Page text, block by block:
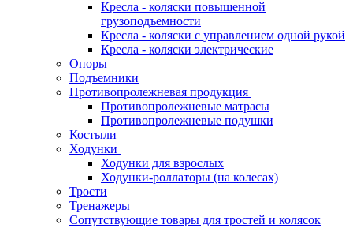
Кресла - коляски повышенной
грузоподъемности
Кресла - коляски с управлением одной рукой
Кресла - коляски электрические
Опоры
Подъемники
Противопролежневая продукция
Противопролежневые матрасы
Противопролежневые подушки
Костыли
Ходунки
Ходунки для взрослых
Ходунки-роллаторы (на колесах)
Трости
Тренажеры
Сопутствующие товары для тростей и колясок